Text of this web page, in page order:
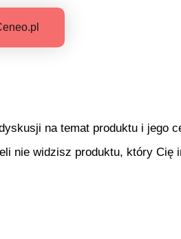
na temat produktu i jego
nie widzisz produktu, który Cię